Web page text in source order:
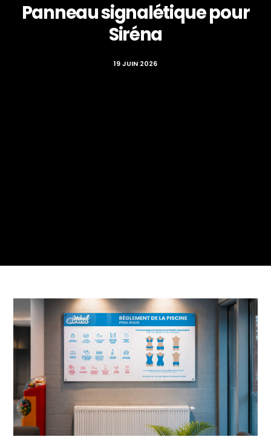
Panneau signalétique pour
Siréna
19 JUIN 2026